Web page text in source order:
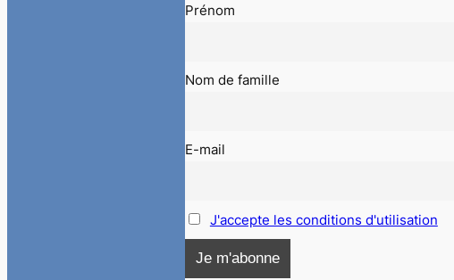
Prénom
Nom de famille
E-mail
J'accepte les conditions d'utilisation